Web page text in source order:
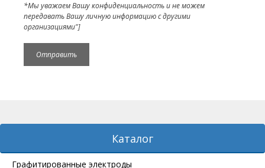
*Мы уважаем Вашу конфиденциальность и не можем
передавать Вашу личную информацию с другими
организациями"]
Каталог
Графитированные электроды